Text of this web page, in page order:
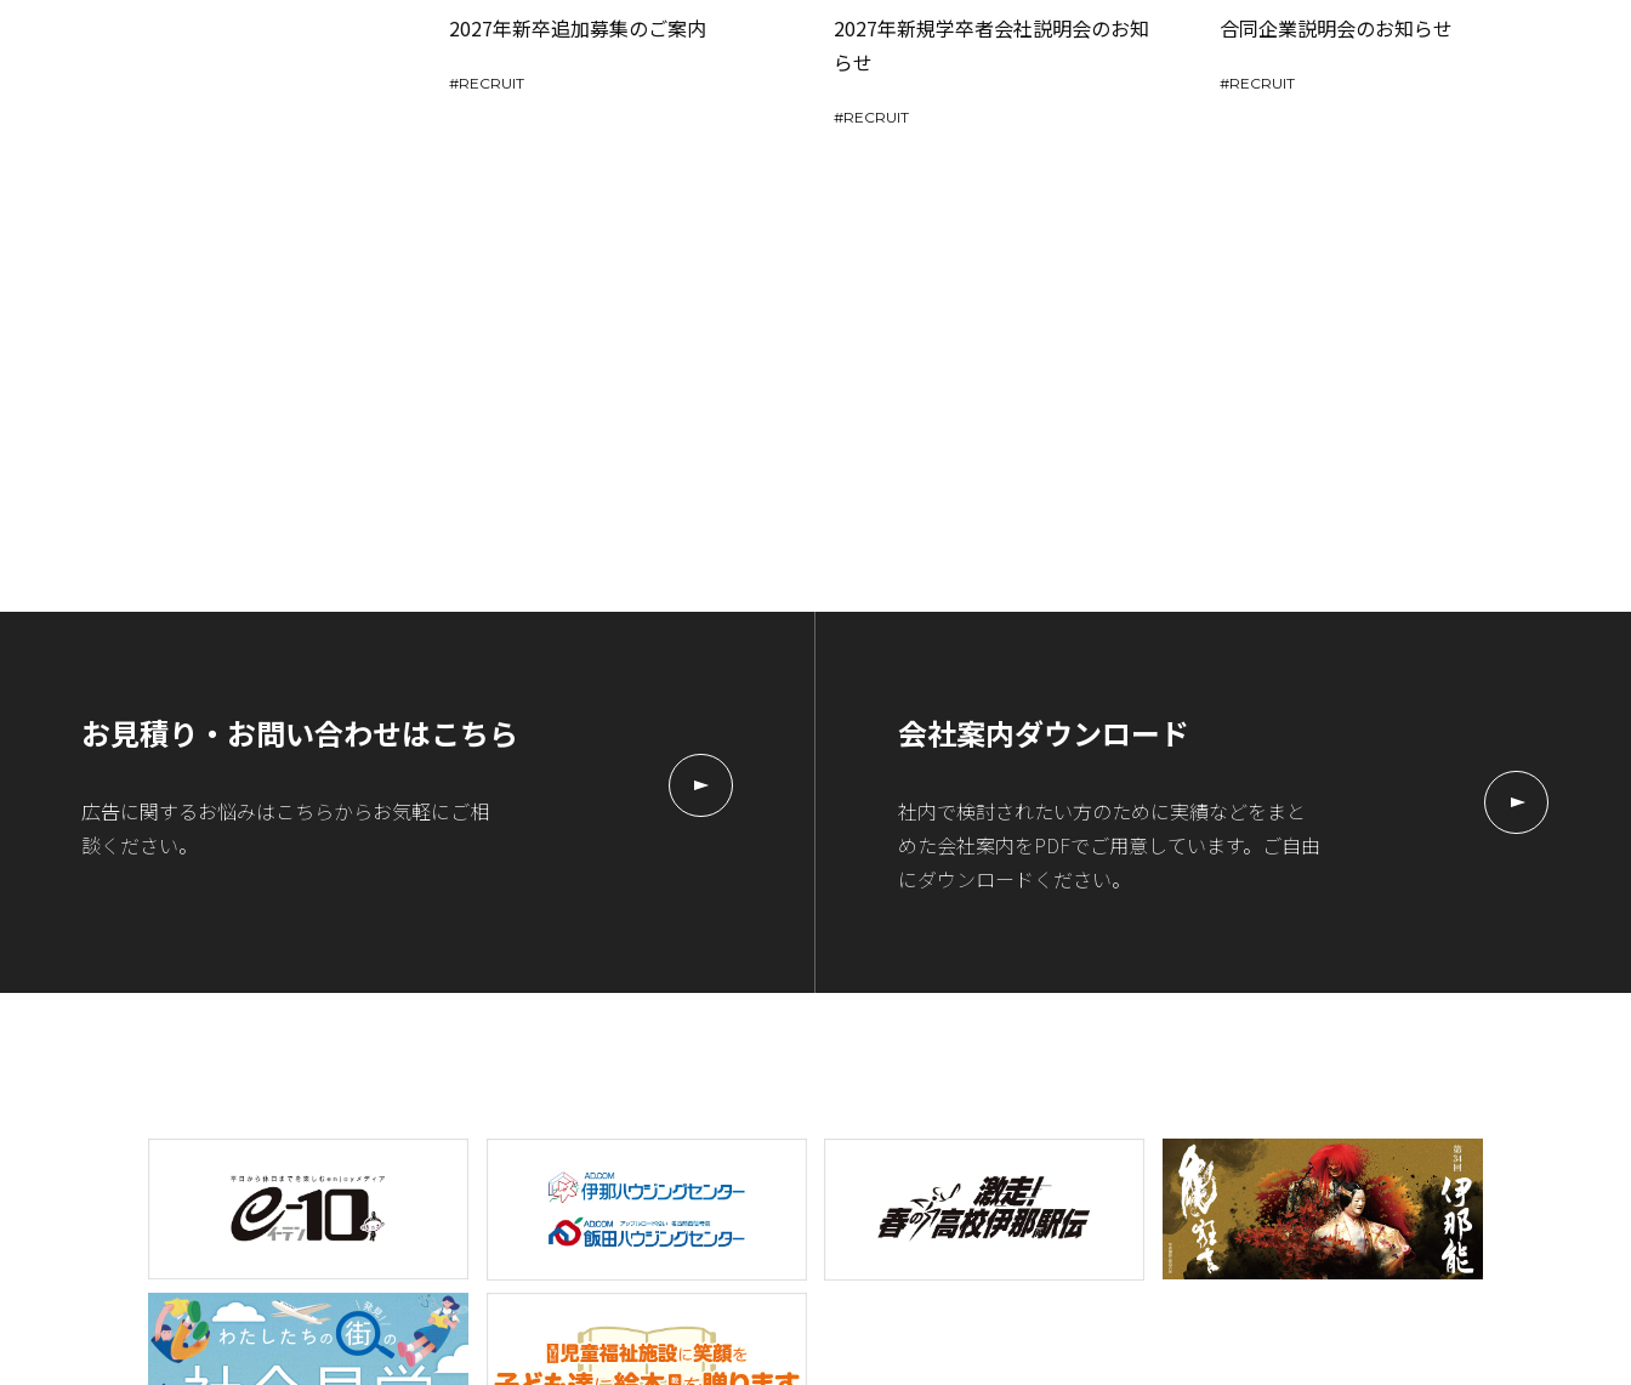
2027年新卒追加募集のご案内
#RECRUIT
2027年新規学卒者会社説明会のお知
らせ
#RECRUIT
合同企業説明会のお知らせ
#RECRUIT
お見積り・お問い合わせはこちら
広告に関するお悩みはこちらからお気軽にご相
談ください。
会社案内ダウンロード
社内で検討されたい方のために実績などをまと
めた会社案内をPDFでご用意しています。ご自由
にダウンロードください。